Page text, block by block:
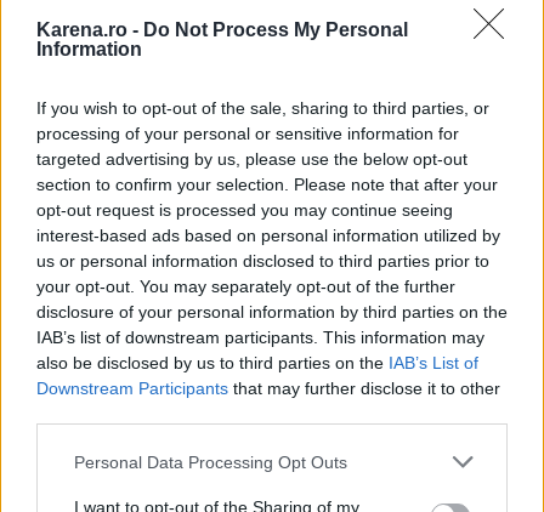
Karena.ro - Do Not Process My Personal
Information
If you wish to opt-out of the sale, sharing to third parties, or
processing of your personal or sensitive information for
targeted advertising by us, please use the below opt-out
section to confirm your selection. Please note that after your
opt-out request is processed you may continue seeing
interest-based ads based on personal information utilized by
us or personal information disclosed to third parties prior to
your opt-out. You may separately opt-out of the further
disclosure of your personal information by third parties on the
IAB’s list of downstream participants. This information may
also be disclosed by us to third parties on the IAB’s List of
Downstream Participants that may further disclose it to other
Please note that this website/app uses one or more Google
not limited to your visit or usage behaviour. You may click to
Personal Data Processing Opt Outs
I want to opt-out of the Sharing of my
sa se schimbe special pentru acest moment, atunci
ar fi potrivita bachata sau un tangou argentinian.
dans diferite la vestimentatii diferite, nu
recomandam colaje din mai multe stiluri. Exceptie
fac, desigur, cei care au o anumita experienta sau
care vin cu cel putin 3-4 luni inainte de nunta sa
exerseze pentru undans de nuntaspectaculos", a
explicat Andrei Fusea, profesor de dans in cadrul
Studioului de Dans Arthur Murray din Bucuresti.